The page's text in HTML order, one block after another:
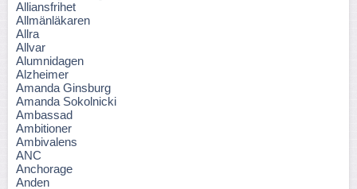
Alliansfrihet
Allmänläkaren
Allra
Allvar
Alumnidagen
Alzheimer
Amanda Ginsburg
Amanda Sokolnicki
Ambassad
Ambitioner
Ambivalens
ANC
Anchorage
Anden